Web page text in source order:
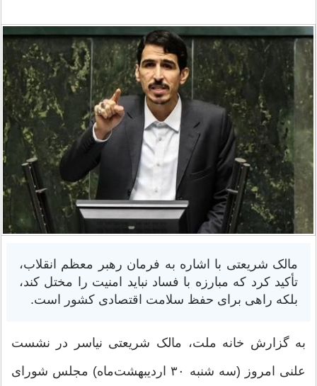
مالک شریعتی با اشاره به فرمان رهبر معظم انقلاب،
تأکید کرد که مبارزه با فساد نباید امنیت را مختل کند،
بلکه راهی برای حفظ سلامت اقتصادی کشور است.
به گزارش خانه ملت، مالک شریعتی نیاسر در نشست
علنی امروز (سه شنبه ۳۰ اردیبهشت‌ماه) مجلس شورای